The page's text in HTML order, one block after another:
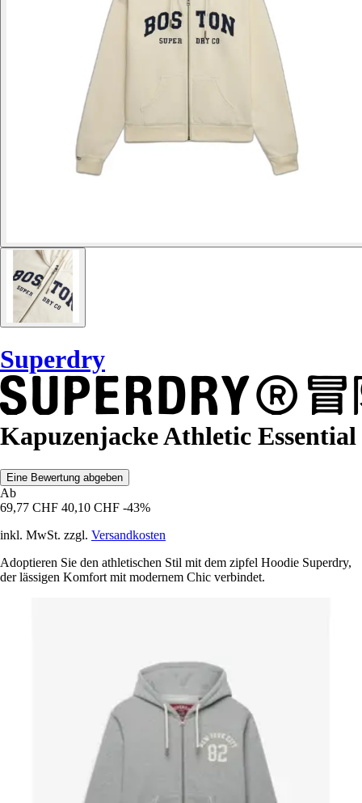
Superdry
Kapuzenjacke Athletic Essential
Eine Bewertung abgeben
Ab
69,77 CHF 40,10 CHF -43%
inkl. MwSt. zzgl. Versandkosten
Adoptieren Sie den athletischen Stil mit dem zipfel Hoodie Superdry,
der lässigen Komfort mit modernem Chic verbindet.